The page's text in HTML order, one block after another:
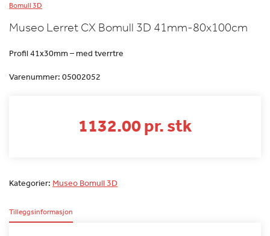
Bomull 3D
Museo Lerret CX Bomull 3D 41mm-80x100cm
Profil 41x30mm – med tverrtre
Varenummer: 05002052
1132.00 pr. stk
Kategorier: Museo Bomull 3D
Tilleggsinformasjon